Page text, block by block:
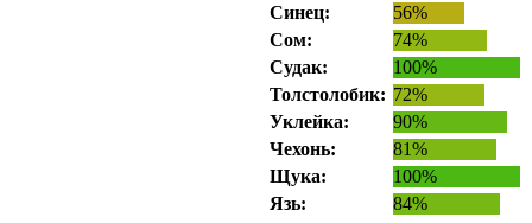
Синец:
56%
Сом:
74%
Судак:
100%
Толстолобик: 72%
Уклейка:
90%
Чехонь:
81%
Щука:
100%
Язь:
84%